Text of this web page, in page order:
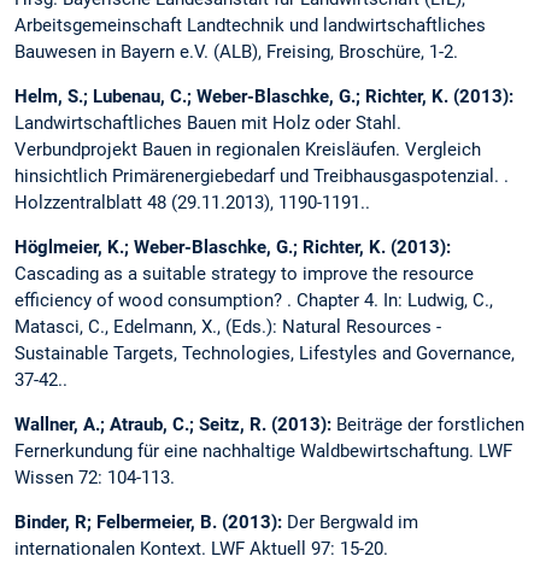
Arbeitsgemeinschaft Landtechnik und landwirtschaftliches
Bauwesen in Bayern e.V. (ALB), Freising, Broschüre, 1-2.
Helm, S.; Lubenau, C.; Weber-Blaschke, G.; Richter, K. (2013):
Landwirtschaftliches Bauen mit Holz oder Stahl.
Verbundprojekt Bauen in regionalen Kreisläufen. Vergleich
hinsichtlich Primärenergiebedarf und Treibhausgaspotenzial. .
Holz­zentralblatt 48 (29.11.2013), 1190-1191..
Höglmeier, K.; Weber-Blaschke, G.; Richter, K. (2013):
Cascading as a suitable strategy to improve the resource
efficiency of wood consumption? . Chapter 4. In: Ludwig, C.,
Matasci, C., Edelmann, X., (Eds.): Natural Resources -
Sustainable Targets, Technologies, Lifestyles and Governance,
37-42..
Wallner, A.; Atraub, C.; Seitz, R. (2013): Beiträge der forstlichen
Fernerkundung für eine nachhaltige Waldbewirtschaftung. LWF
Wissen 72: 104-113.
Binder, R; Felbermeier, B. (2013): Der Bergwald im
internationalen Kontext. LWF Aktuell 97: 15-20.